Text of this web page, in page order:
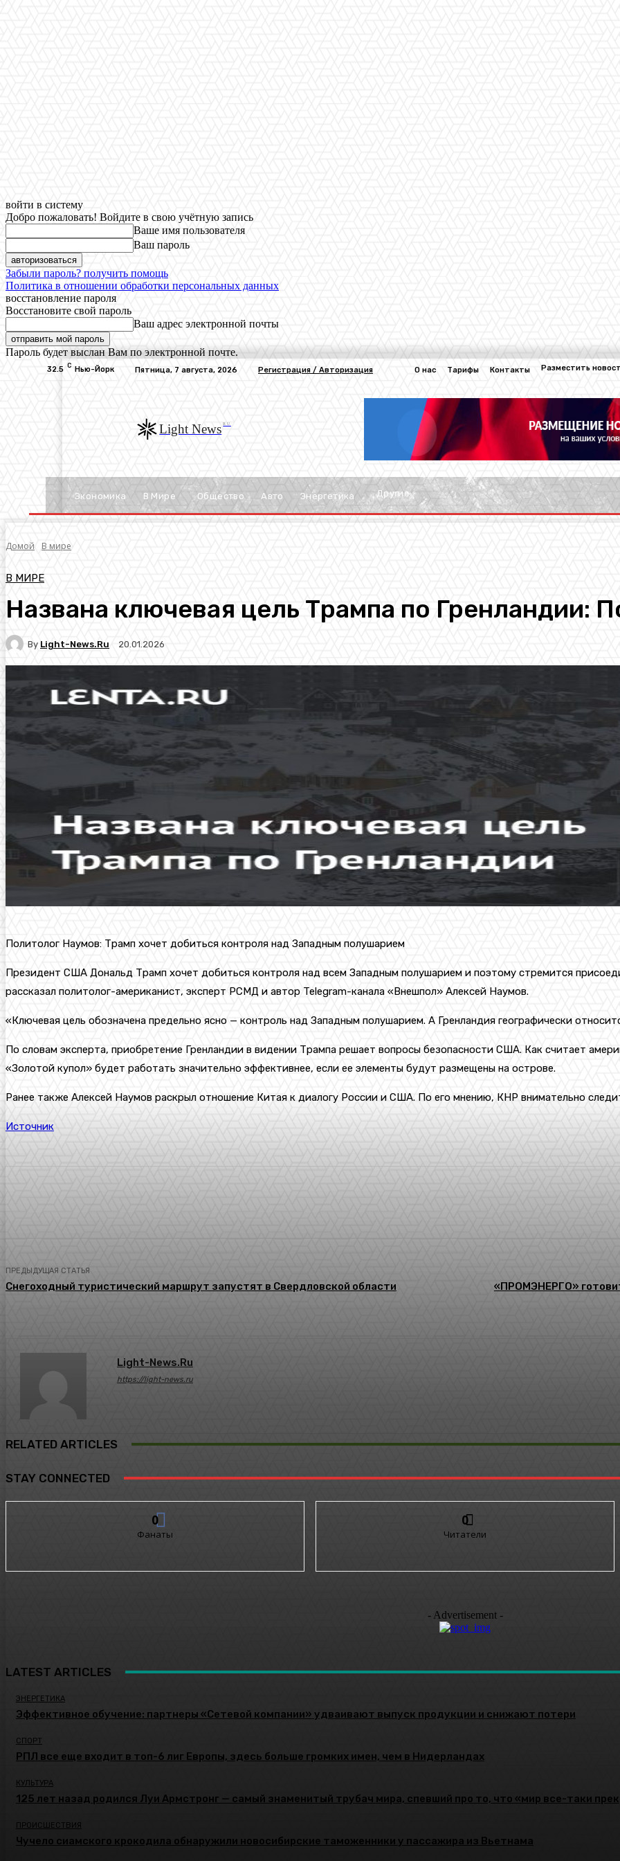
войти в систему
Добро пожаловать! Войдите в свою учётную запись
Ваше имя пользователя
Ваш пароль
Забыли пароль? получить помощь
Политика в отношении обработки персональных данных
восстановление пароля
Восстановите свой пароль
Ваш адрес электронной почты
Пароль будет выслан Вам по электронной почте.
32.5 C Нью-Йорк Пятница, 7 августа, 2026 Регистрация / Авторизация О нас Тарифы Контакты Разместить
Light News RU
Экономика В Мире Общество Авто Энергетика Другие
Домой В мире
В МИРЕ
Названа ключевая цель Трампа по Гренландии:
By Light-News.ru 20.01.2026
Политолог Наумов: Трамп хочет добиться контроля над Западным полушарием
Президент США Дональд Трамп хочет добиться контроля над всем Западным полушарием и поэтому стремится
рассказал политолог-американист, эксперт РСМД и автор Telegram-канала «Внешпол» Алексей Наумов.
«Ключевая цель обозначена предельно ясно — контроль над Западным полушарием. А Гренландия географически
По словам эксперта, приобретение Гренландии в видении Трампа решает вопросы безопасности США. Как считает
«Золотой купол» будет работать значительно эффективнее, если ее элементы будут размещены на острове.
Ранее также Алексей Наумов раскрыл отношение Китая к диалогу России и США. По его мнению, КНР внимательно
Источник
ПРЕДЫДУЩАЯ СТАТЬЯ
Снегоходный туристический маршрут запустят в Свердловской области «ПРОМЭНЕРГО»
Light-News.ru
https://light-news.ru
RELATED ARTICLES
STAY CONNECTED
0
Фанаты
0
Читатели
- Advertisement -
LATEST ARTICLES
ЭНЕРГЕТИКА
Эффективное обучение: партнеры «Сетевой компании» удваивают выпуск продукции и снижают потери
СПОРТ
РПЛ все еще входит в топ-6 лиг Европы, здесь больше громких имен, чем в Нидерландах
КУЛЬТУРА
125 лет назад родился Луи Армстронг — самый знаменитый трубач мира, спевший про то, что «мир все-таки
ПРОИСШЕСТВИЯ
Чучело сиамского крокодила обнаружили новосибирские таможенники у пассажира из Вьетнама